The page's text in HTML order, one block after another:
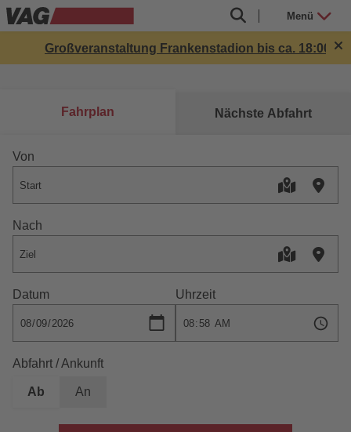
Menü
Großveranstaltung Frankenstadion bis ca. 18:00 Uhr:
Fahrplan Nächste Abfahrt
Von
Nach
Datum Uhrzeit
Abfahrt / Ankunft
Ab An